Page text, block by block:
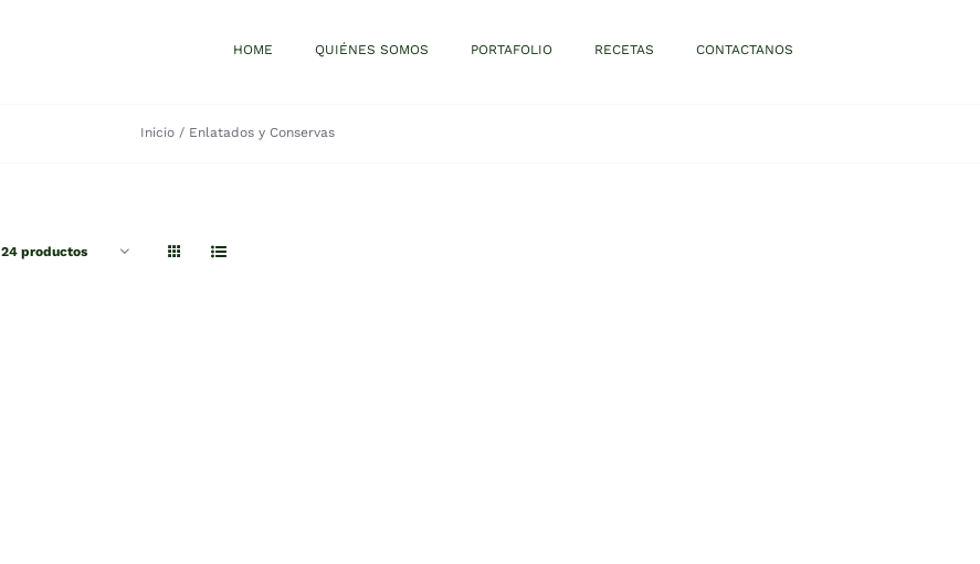
HOME QUIÉNES SOMOS PORTAFOLIO RECETAS CONTACTANOS
Inicio Enlatados y Conservas
24 productos